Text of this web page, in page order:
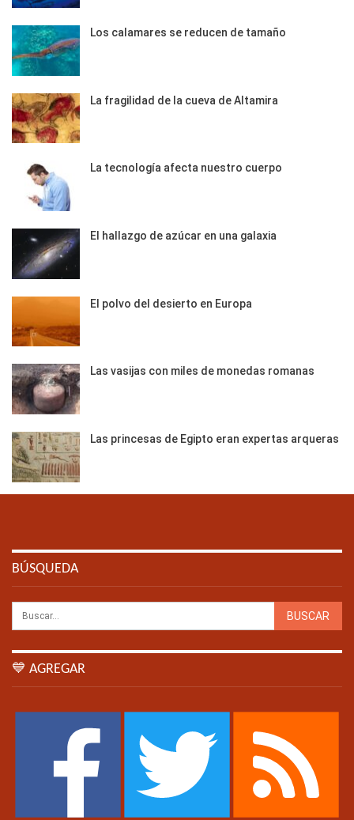
Los calamares se reducen de tamaño
La fragilidad de la cueva de Altamira
La tecnología afecta nuestro cuerpo
El hallazgo de azúcar en una galaxia
El polvo del desierto en Europa
Las vasijas con miles de monedas romanas
Las princesas de Egipto eran expertas arqueras
BÚSQUEDA
💙 AGREGAR